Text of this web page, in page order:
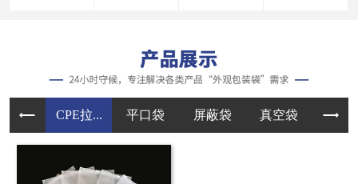
CPE拉... 平口袋 屏蔽袋 真空袋 手提